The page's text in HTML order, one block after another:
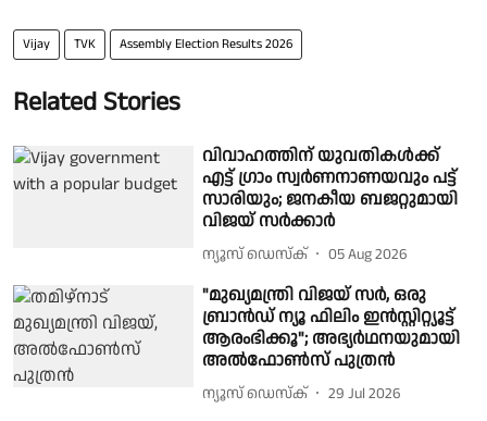
Vijay TVK Assembly Election Results 2026
Related Stories
വിവാഹത്തിന് യുവതികൾക്ക്
എട്ട് ഗ്രാം സ്വർണനാണയവും പട്ട്
സാരിയും; ജനകീയ ബജറ്റുമായി
വിജയ് സർക്കാർ
ന്യൂസ് ഡെസ്ക് 05 Aug 2026
"മുഖ്യമന്ത്രി വിജയ് സർ, ഒരു
ബ്രാൻഡ് ന്യൂ ഫിലിം ഇൻസ്റ്റിറ്റ്യൂട്ട്
ആരംഭിക്കൂ"; അഭ്യർഥനയുമായി
അൽഫോൺസ് പുത്രൻ
ന്യൂസ് ഡെസ്ക് 29 Jul 2026